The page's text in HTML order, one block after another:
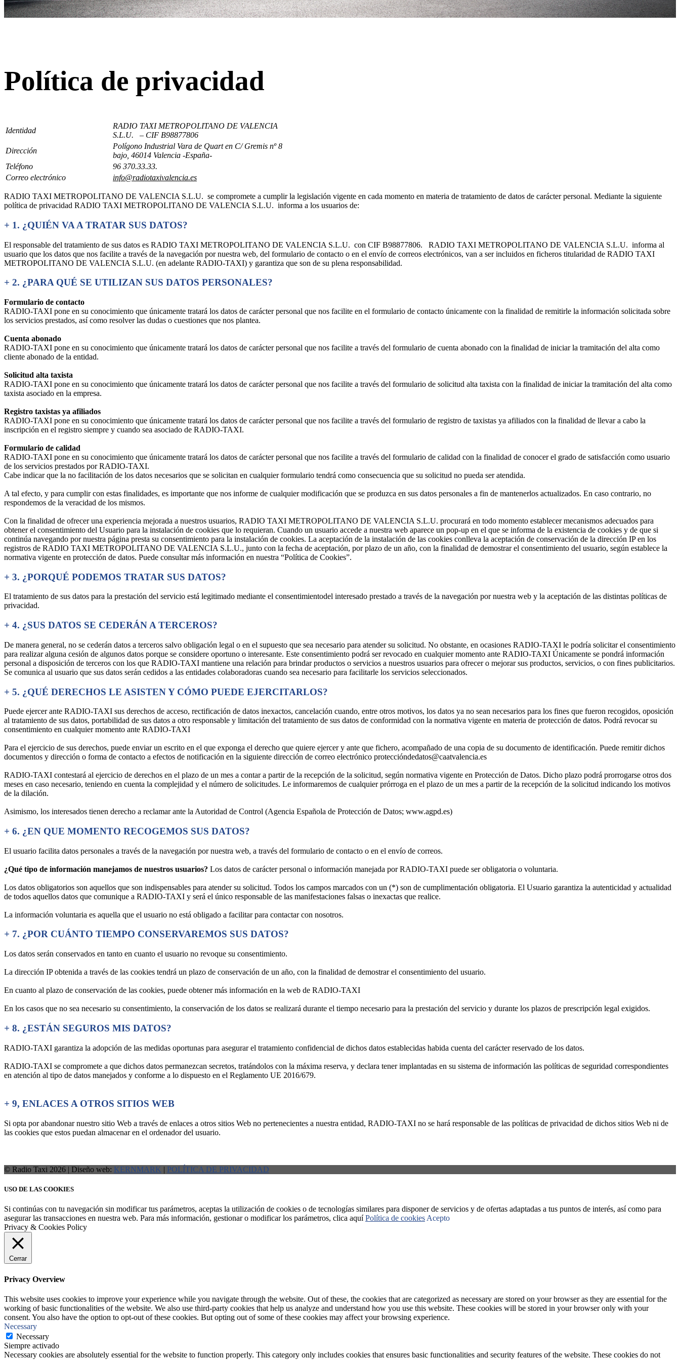
Política de privacidad
Identidad
RADIO TAXI METROPOLITANO DE VALENCIA
S.L.U. – CIF B98877806
Dirección
Polígono Industrial Vara de Quart en C/ Gremis nº 8
bajo , 46014 Valencia -España-
Teléfono
96 370.33.33.
Correo electrónico
info@radiotaxivalencia.es
RADIO TAXI METROPOLITANO DE VALENCIA S.L.U. se compromete a cumplir la legislación vigente en cada momento en materia de tratamiento de datos de carácter personal. Mediante la siguiente
política de privacidad RADIO TAXI METROPOLITANO DE VALENCIA S.L.U. informa a los usuarios de:
+ 1. ¿QUIÉN VA A TRATAR SUS DATOS?
El responsable del tratamiento de sus datos es RADIO TAXI METROPOLITANO DE VALENCIA S.L.U. con CIF B98877806. RADIO TAXI METROPOLITANO DE VALENCIA S.L.U. informa al
usuario que los datos que nos facilite a través de la navegación por nuestra web, del formulario de contacto o en el envío de correos electrónicos, van a ser incluidos en ficheros titularidad de RADIO TAXI
METROPOLITANO DE VALENCIA S.L.U. (en adelante RADIO-TAXI) y garantiza que son de su plena responsabilidad.
+ 2. ¿PARA QUÉ SE UTILIZAN SUS DATOS PERSONALES?
Formulario de contacto
RADIO-TAXI pone en su conocimiento que únicamente tratará los datos de carácter personal que nos facilite en el formulario de contacto únicamente con la finalidad de remitirle la información solicitada sobre
los servicios prestados, así como resolver las dudas o cuestiones que nos plantea.
Cuenta abonado
RADIO-TAXI pone en su conocimiento que únicamente tratará los datos de carácter personal que nos facilite a través del formulario de cuenta abonado con la finalidad de iniciar la tramitación del alta como
cliente abonado de la entidad.
Solicitud alta taxista
RADIO-TAXI pone en su conocimiento que únicamente tratará los datos de carácter personal que nos facilite a través del formulario de solicitud alta taxista con la finalidad de iniciar la tramitación del alta como
taxista asociado en la empresa.
Registro taxistas ya afiliados
RADIO-TAXI pone en su conocimiento que únicamente tratará los datos de carácter personal que nos facilite a través del formulario de registro de taxistas ya afiliados con la finalidad de llevar a cabo la
inscripción en el registro siempre y cuando sea asociado de RADIO-TAXI.
Formulario de calidad
RADIO-TAXI pone en su conocimiento que únicamente tratará los datos de carácter personal que nos facilite a través del formulario de calidad con la finalidad de conocer el grado de satisfacción como usuario
de los servicios prestados por RADIO-TAXI.
Cabe indicar que la no facilitación de los datos necesarios que se solicitan en cualquier formulario tendrá como consecuencia que su solicitud no pueda ser atendida.
A tal efecto, y para cumplir con estas finalidades, es importante que nos informe de cualquier modificación que se produzca en sus datos personales a fin de mantenerlos actualizados. En caso contrario, no
respondemos de la veracidad de los mismos.
Con la finalidad de ofrecer una experiencia mejorada a nuestros usuarios, RADIO TAXI METROPOLITANO DE VALENCIA S.L.U. procurará en todo momento establecer mecanismos adecuados para
obtener el consentimiento del Usuario para la instalación de cookies que lo requieran. Cuando un usuario accede a nuestra web aparece un pop-up en el que se informa de la existencia de cookies y de que si
continúa navegando por nuestra página presta su consentimiento para la instalación de cookies. La aceptación de la instalación de las cookies conlleva la aceptación de conservación de la dirección IP en los
registros de RADIO TAXI METROPOLITANO DE VALENCIA S.L.U., junto con la fecha de aceptación, por plazo de un año, con la finalidad de demostrar el consentimiento del usuario, según establece la
normativa vigente en protección de datos. Puede consultar más información en nuestra “Política de Cookies”.
+ 3. ¿PORQUÉ PODEMOS TRATAR SUS DATOS?
El tratamiento de sus datos para la prestación del servicio está legitimado mediante el consentimientodel interesado prestado a través de la navegación por nuestra web y la aceptación de las distintas políticas de
privacidad.
+ 4. ¿SUS DATOS SE CEDERÁN A TERCEROS?
De manera general, no se cederán datos a terceros salvo obligación legal o en el supuesto que sea necesario para atender su solicitud. No obstante, en ocasiones RADIO-TAXI le podría solicitar el consentimiento
para realizar alguna cesión de algunos datos porque se considere oportuno o interesante. Este consentimiento podrá ser revocado en cualquier momento ante RADIO-TAXI Únicamente se pondrá información
personal a disposición de terceros con los que RADIO-TAXI mantiene una relación para brindar productos o servicios a nuestros usuarios para ofrecer o mejorar sus productos, servicios, o con fines publicitarios.
Se comunica al usuario que sus datos serán cedidos a las entidades colaboradoras cuando sea necesario para facilitarle los servicios seleccionados.
+ 5. ¿QUÉ DERECHOS LE ASISTEN Y CÓMO PUEDE EJERCITARLOS?
Puede ejercer ante RADIO-TAXI sus derechos de acceso, rectificación de datos inexactos, cancelación cuando, entre otros motivos, los datos ya no sean necesarios para los fines que fueron recogidos, oposición
al tratamiento de sus datos, portabilidad de sus datos a otro responsable y limitación del tratamiento de sus datos de conformidad con la normativa vigente en materia de protección de datos. Podrá revocar su
consentimiento en cualquier momento ante RADIO-TAXI
Para el ejercicio de sus derechos, puede enviar un escrito en el que exponga el derecho que quiere ejercer y ante que fichero, acompañado de una copia de su documento de identificación. Puede remitir dichos
documentos y dirección o forma de contacto a efectos de notificación en la siguiente dirección de correo electrónico proteccióndedatos@caatvalencia.es
RADIO-TAXI contestará al ejercicio de derechos en el plazo de un mes a contar a partir de la recepción de la solicitud, según normativa vigente en Protección de Datos. Dicho plazo podrá prorrogarse otros dos
meses en caso necesario, teniendo en cuenta la complejidad y el número de solicitudes. Le informaremos de cualquier prórroga en el plazo de un mes a partir de la recepción de la solicitud indicando los motivos
de la dilación.
Asimismo, los interesados tienen derecho a reclamar ante la Autoridad de Control (Agencia Española de Protección de Datos; www.agpd.es)
+ 6. ¿EN QUE MOMENTO RECOGEMOS SUS DATOS?
El usuario facilita datos personales a través de la navegación por nuestra web, a través del formulario de contacto o en el envío de correos.
¿Qué tipo de información manejamos de nuestros usuarios? Los datos de carácter personal o información manejada por RADIO-TAXI puede ser obligatoria o voluntaria.
Los datos obligatorios son aquellos que son indispensables para atender su solicitud. Todos los campos marcados con un (*) son de cumplimentación obligatoria. El Usuario garantiza la autenticidad y actualidad
de todos aquellos datos que comunique a RADIO-TAXI y será el único responsable de las manifestaciones falsas o inexactas que realice.
La información voluntaria es aquella que el usuario no está obligado a facilitar para contactar con nosotros.
+ 7. ¿POR CUÁNTO TIEMPO CONSERVAREMOS SUS DATOS?
Los datos serán conservados en tanto en cuanto el usuario no revoque su consentimiento.
La dirección IP obtenida a través de las cookies tendrá un plazo de conservación de un año, con la finalidad de demostrar el consentimiento del usuario.
En cuanto al plazo de conservación de las cookies, puede obtener más información en la web de RADIO-TAXI
En los casos que no sea necesario su consentimiento, la conservación de los datos se realizará durante el tiempo necesario para la prestación del servicio y durante los plazos de prescripción legal exigidos.
+ 8. ¿ESTÁN SEGUROS MIS DATOS?
RADIO-TAXI garantiza la adopción de las medidas oportunas para asegurar el tratamiento confidencial de dichos datos establecidas habida cuenta del carácter reservado de los datos.
RADIO-TAXI se compromete a que dichos datos permanezcan secretos, tratándolos con la máxima reserva, y declara tener implantadas en su sistema de información las políticas de seguridad correspondientes
en atención al tipo de datos manejados y conforme a lo dispuesto en el Reglamento UE 2016/679.
+ 9, ENLACES A OTROS SITIOS WEB
Si opta por abandonar nuestro sitio Web a través de enlaces a otros sitios Web no pertenecientes a nuestra entidad, RADIO-TAXI no se hará responsable de las políticas de privacidad de dichos sitios Web ni de
las cookies que estos puedan almacenar en el ordenador del usuario.
© Radio Taxi 2026 | Diseño web: KERNMARK | POLÍTICA DE PRIVACIDAD
USO DE LAS COOKIES
Si continúas con tu navegación sin modificar tus parámetros, aceptas la utilización de cookies o de tecnologías similares para disponer de servicios y de ofertas adaptadas a tus puntos de interés, así como para
asegurar las transacciones en nuestra web. Para más información, gestionar o modificar los parámetros, clica aquíPolítica de cookies Acepto
Privacy & Cookies Policy
Cerrar
Privacy Overview
This website uses cookies to improve your experience while you navigate through the website. Out of these, the cookies that are categorized as necessary are stored on your browser as they are essential for the
working of basic functionalities of the website. We also use third-party cookies that help us analyze and understand how you use this website. These cookies will be stored in your browser only with your
consent. You also have the option to opt-out of these cookies. But opting out of some of these cookies may affect your browsing experience.
Necessary
Necessary
Siempre activado
Necessary cookies are absolutely essential for the website to function properly. This category only includes cookies that ensures basic functionalities and security features of the website. These cookies do not